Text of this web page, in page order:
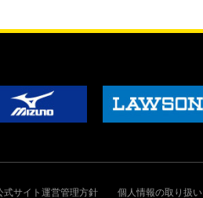
式サイト運営管理方針 個人情報の取り扱い